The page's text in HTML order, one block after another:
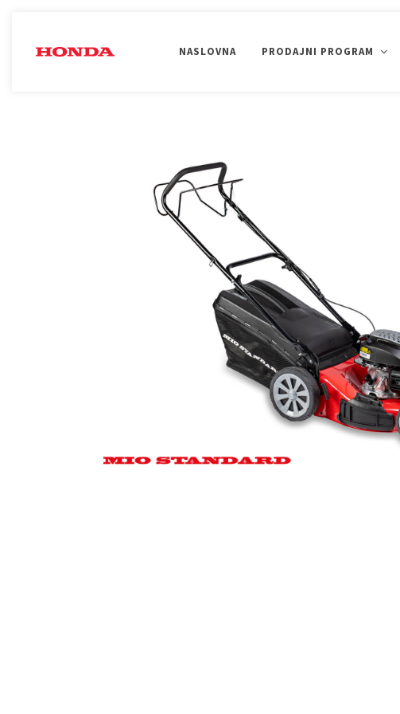
NASLOVNA PRODAJNI PROGRAM
Motorni trimeri